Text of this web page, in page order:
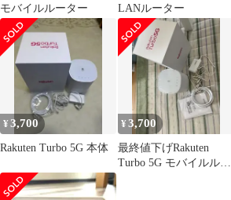
モバイルルーター
LANルーター
¥3,700
Rakuten Turbo 5G 本体
¥3,700
最終値下げRakuten
Turbo 5G モバイルルー